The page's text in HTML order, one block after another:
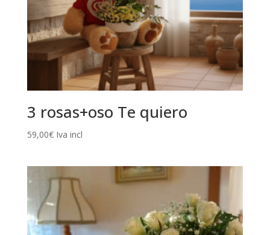
3 rosas+oso Te quiero
59,00€ Iva incl